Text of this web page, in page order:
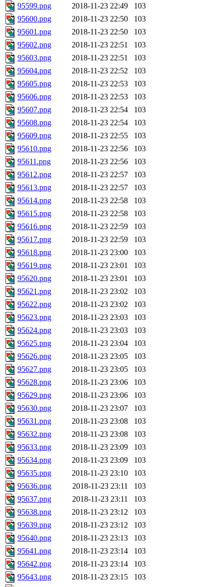
95599.png
2018-11-23 22:49
103
95600.png
2018-11-23 22:50
103
95601.png
2018-11-23 22:50
103
95602.png
2018-11-23 22:51
103
95603.png
2018-11-23 22:51
103
95604.png
2018-11-23 22:52
103
95605.png
2018-11-23 22:53
103
95606.png
2018-11-23 22:53
103
95607.png
2018-11-23 22:54
103
95608.png
2018-11-23 22:54
103
95609.png
2018-11-23 22:55
103
95610.png
2018-11-23 22:56
103
95611.png
2018-11-23 22:56
103
95612.png
2018-11-23 22:57
103
95613.png
2018-11-23 22:57
103
95614.png
2018-11-23 22:58
103
95615.png
2018-11-23 22:58
103
95616.png
2018-11-23 22:59
103
95617.png
2018-11-23 22:59
103
95618.png
2018-11-23 23:00
103
95619.png
2018-11-23 23:01
103
95620.png
2018-11-23 23:01
103
95621.png
2018-11-23 23:02
103
95622.png
2018-11-23 23:02
103
95623.png
2018-11-23 23:03
103
95624.png
2018-11-23 23:03
103
95625.png
2018-11-23 23:04
103
95626.png
2018-11-23 23:05
103
95627.png
2018-11-23 23:05
103
95628.png
2018-11-23 23:06
103
95629.png
2018-11-23 23:06
103
95630.png
2018-11-23 23:07
103
95631.png
2018-11-23 23:08
103
95632.png
2018-11-23 23:08
103
95633.png
2018-11-23 23:09
103
95634.png
2018-11-23 23:09
103
95635.png
2018-11-23 23:10
103
95636.png
2018-11-23 23:11
103
95637.png
2018-11-23 23:11
103
95638.png
2018-11-23 23:12
103
95639.png
2018-11-23 23:12
103
95640.png
2018-11-23 23:13
103
95641.png
2018-11-23 23:14
103
95642.png
2018-11-23 23:14
103
95643.png
2018-11-23 23:15
103